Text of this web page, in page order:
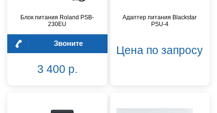
Блок питания Roland PSB-
230EU
Звоните
3 400 р.
Адаптер питания Blackstar
PSU-4
Цена по запросу